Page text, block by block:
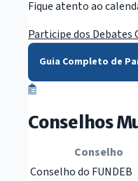
Fique atento ao
Participe dos Debates
Guia Completo de
Conselhos
Conselho
Conselho do FUNDEB